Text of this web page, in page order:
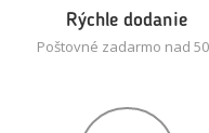
Rýchle dodanie
Poštovné zadarmo nad